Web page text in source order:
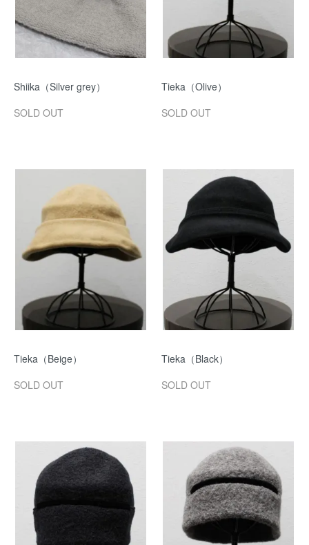
Shiika（Silver grey）
SOLD OUT
Tieka（Olive）
SOLD OUT
Tieka（Beige）
SOLD OUT
Tieka（Black）
SOLD OUT